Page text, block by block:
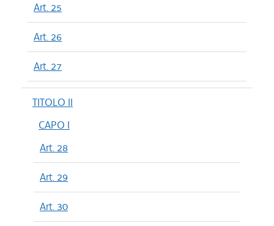
Art. 25
Art. 26
Art. 27
TITOLO II
CAPO I
Art. 28
Art. 29
Art. 30